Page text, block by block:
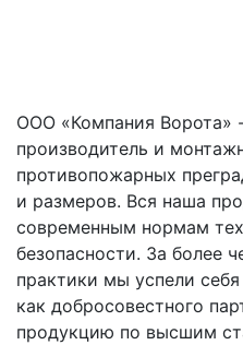
ООО «Компания Ворота»
производитель и
противопожарных
и размеров. Вся наша
современным нормам
безопасности. За более
практики мы успели
как добросовестного
продукцию по высшим